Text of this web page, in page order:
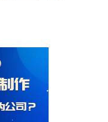
年1-11月中国